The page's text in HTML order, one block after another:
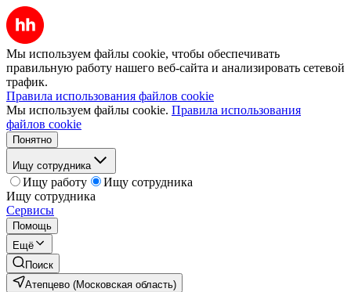
Мы используем файлы cookie, чтобы обеспечивать
правильную работу нашего веб-сайта и анализировать сетевой
трафик.
Правила использования файлов cookie
Мы используем файлы cookie. Правила использования
файлов cookie
Понятно
Ищу сотрудника
Ищу работу
Ищу сотрудника
Ищу сотрудника
Сервисы
Помощь
Ещё
Поиск
Атепцево (Московская область)